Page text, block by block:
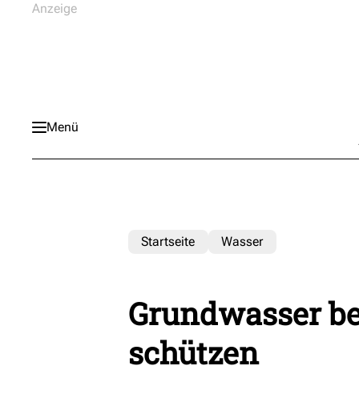
Menü
Startseite Wasser
Grundwasser
schützen